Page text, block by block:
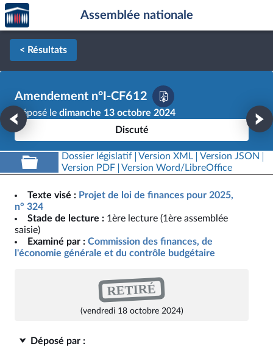
Aller au contenu
Aller en bas de la page
Accèder
à la
page
d'accueil
Assemblée nationale
< Résultats
Amendement n°I-CF612
Déposé le dimanche 13 octobre 2024
Discuté
Dossier législatif Version XML
Version JSON
Version PDF
Version Word/LibreOffice
Texte visé : Projet de loi de finances pour 2025,
n° 324
Stade de lecture : 1ère lecture (1ère assemblée
saisie)
Examiné par : Commission des finances, de
l'économie générale et du contrôle budgétaire
RETIRÉ
(vendredi 18 octobre 2024)
Déposé par :